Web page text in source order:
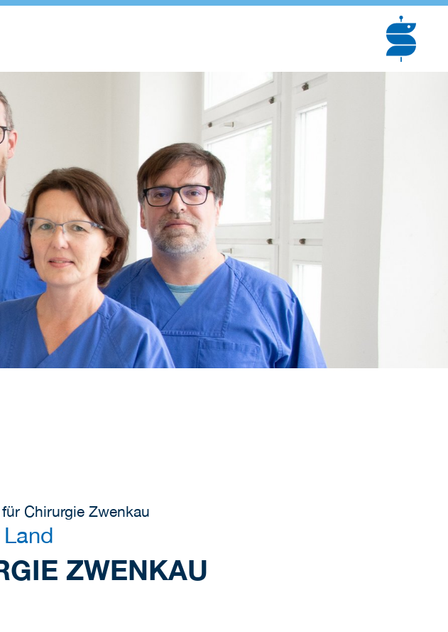
Chirurgie Zwenkau
ZWENKAU